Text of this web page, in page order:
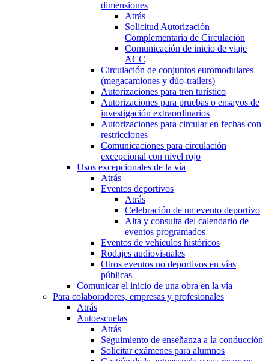
dimensiones
Atrás
Solicitud Autorización
Complementaria de Circulación
Comunicación de inicio de viaje
ACC
Circulación de conjuntos euromodulares
(megacamiones y dúo-trailers)
Autorizaciones para tren turístico
Autorizaciones para pruebas o ensayos de
investigación extraordinarios
Autorizaciones para circular en fechas con
restricciones
Comunicaciones para circulación
excepcional con nivel rojo
Usos excepcionales de la vía
Atrás
Eventos deportivos
Atrás
Celebración de un evento deportivo
Alta y consulta del calendario de
eventos programados
Eventos de vehículos históricos
Rodajes audiovisuales
Otros eventos no deportivos en vías
públicas
Comunicar el inicio de una obra en la vía
Para colaboradores, empresas y profesionales
Atrás
Autoescuelas
Atrás
Seguimiento de enseñanza a la conducción
Solicitar exámenes para alumnos